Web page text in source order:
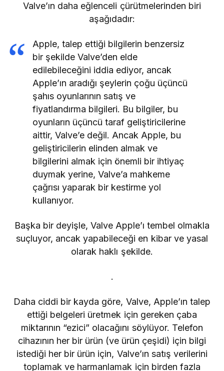
Valve’ın daha eğlenceli çürütmelerinden biri
aşağıdadır:
Apple, talep ettiği bilgilerin benzersiz
bir şekilde Valve’den elde
edilebileceğini iddia ediyor, ancak
Apple’ın aradığı şeylerin çoğu üçüncü
şahıs oyunlarının satış ve
fiyatlandırma bilgileri. Bu bilgiler, bu
oyunların üçüncü taraf geliştiricilerine
aittir, Valve’e değil. Ancak Apple, bu
geliştiricilerin elinden almak ve
bilgilerini almak için önemli bir ihtiyaç
duymak yerine, Valve’a mahkeme
çağrısı yaparak bir kestirme yol
kullanıyor.
Başka bir deyişle, Valve Apple’ı tembel olmakla
suçluyor, ancak yapabileceği en kibar ve yasal
olarak haklı şekilde.
.
Daha ciddi bir kayda göre, Valve, Apple’ın talep
ettiği belgeleri üretmek için gereken çaba
miktarının “ezici” olacağını söylüyor. Telefon
cihazının her bir ürün (ve ürün çeşidi) için bilgi
istediği her bir ürün için, Valve’ın satış verilerini
toplamak ve harmanlamak için birden fazla